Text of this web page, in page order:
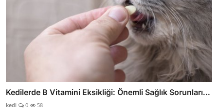
Kedilerde B Vitamini Eksikliği: Önemli Sağlık Sorunları...
kedi 0 58